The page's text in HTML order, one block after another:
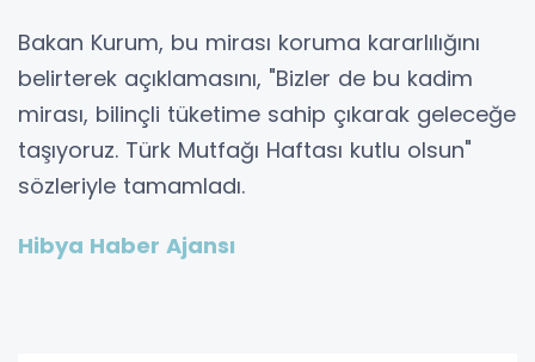
Bakan Kurum, bu mirası koruma kararlılığını
belirterek açıklamasını, "Bizler de bu kadim
mirası, bilinçli tüketime sahip çıkarak geleceğe
taşıyoruz. Türk Mutfağı Haftası kutlu olsun"
sözleriyle tamamladı.
Hibya Haber Ajansı